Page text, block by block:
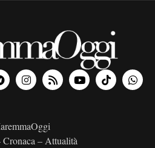
– Attualità